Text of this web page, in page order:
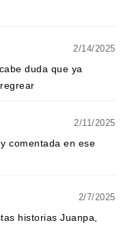
2/14/2025
duda que ya
2/11/2025
comentada en ese
2/7/2025
historias Juanpa,